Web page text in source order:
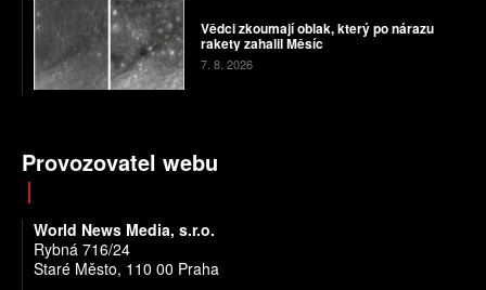
Vědci zkoumají oblak, který po nárazu
rakety zahalil Měsíc
7. 8. 2026
Provozovatel webu
World News Media, s.r.o.
Rybná 716/24
Staré Město, 110 00 Praha